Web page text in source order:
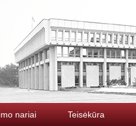
nariai Teisėkūra